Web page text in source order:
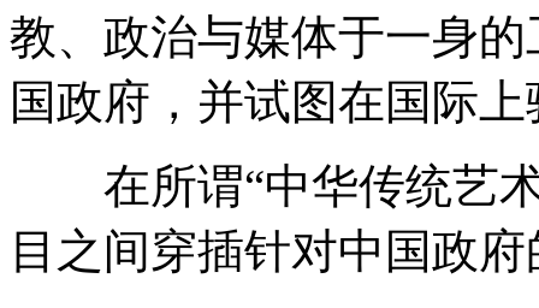
教、政治与媒体于一身
国政府，并试图在国际
在所谓“中华传统艺术
目之间穿插针对中国政